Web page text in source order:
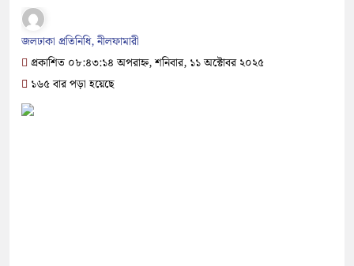
জলঢাকা প্রতিনিধি, নীলফামারী
প্রকাশিত ০৮:৪৩:১৪ অপরাহ্ন, শনিবার, ১১ অক্টোবর ২০২৫
১৬৫ বার পড়া হয়েছে